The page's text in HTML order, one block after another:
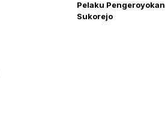
Pelaku Pengeroyokan
Sukorejo